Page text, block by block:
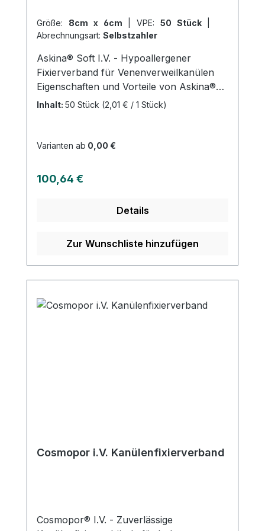
Anwendung sicherzustellen. Weitere
Informationen des Herstellers Kaufen Sie
jetzt Applica I.V. - 100 online bei uns und
profitieren Sie von unserem schnellen
Versand und unserem hervorragenden
Kundenservice.
Größe: 8cm x 6cm VPE: 50 Stück
Abrechnungsart: Selbstzahler
Askina® Soft I.V. - Hypoallergener
Fixierverband für Venenverweilkanülen
Eigenschaften und Vorteile von Askina®
Soft I.V.: Hoher Tragekomfort dank
Flüssigkeiten aufnimmt Separater
mit zuverlässiger Haftkraft Vermeidet
Inhalt: 50 Stück (2,01 € / 1 Stück)
Varianten ab 0,00 €
Regulärer Preis:
100,64 €
Details
Zur Wunschliste hinzufügen
Cosmopor i.V. Kanülenfixierverband
Cosmopor® I.V. - Zuverlässige